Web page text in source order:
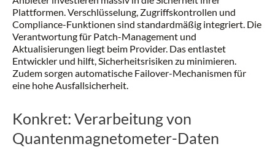
Plattformen. Verschlüsselung, Zugriffskontrollen und
Compliance-Funktionen sind standardmäßig integriert. Die
Verantwortung für Patch-Management und
Aktualisierungen liegt beim Provider. Das entlastet
Entwickler und hilft, Sicherheitsrisiken zu minimieren.
Zudem sorgen automatische Failover-Mechanismen für
eine hohe Ausfallsicherheit.
Konkret: Verarbeitung von
Quantenmagnetometer-Daten